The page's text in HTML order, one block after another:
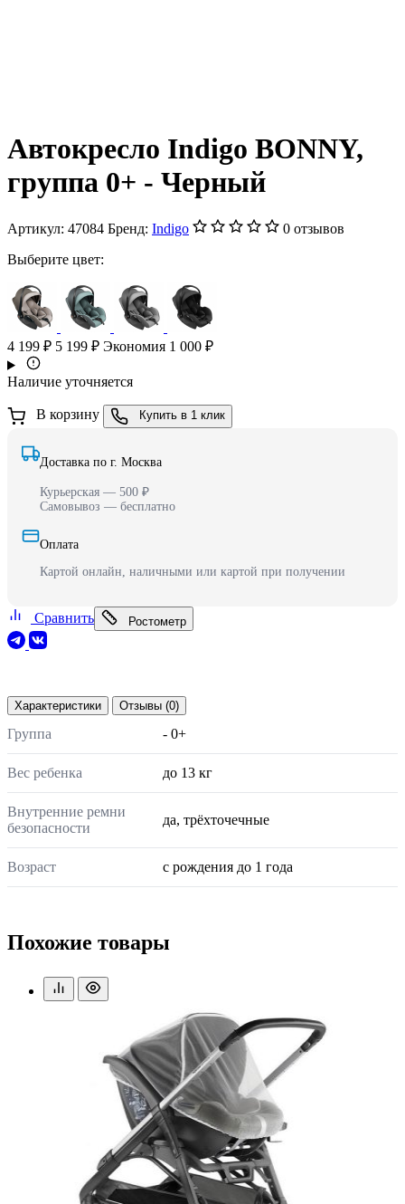
Автокресло Indigo BONNY,
группа 0+ - Черный
Артикул: 47084 Бренд: Indigo
0 отзывов
Выберите цвет:
4 199 ₽ 5 199 ₽ Экономия 1 000 ₽
Наличие уточняется
В корзину Купить в 1 клик
Доставка по г. Москва
Курьерская — 500 ₽
Самовывоз — бесплатно
Оплата
Картой онлайн, наличными или картой при получении
Сравнить Ростометр
Характеристики Отзывы (0)
Группа - 0+
Вес ребенка до 13 кг
Внутренние ремни
безопасности
да, трёхточечные
Возраст с рождения до 1 года
Похожие товары